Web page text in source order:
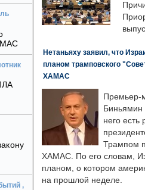
,
Нетаньяху заявил, что
планом трамповского
ХАМАС
Премьер-
Биньямин
него есть
Трампом
ХАМАС. По его словам,
планом, о котором
на прошлой неделе.